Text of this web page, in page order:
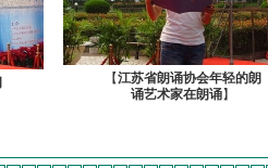
【江苏省朗诵协会年轻的朗
诵艺术家在朗诵】